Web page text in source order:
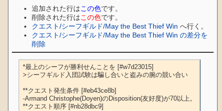
追加された行はこの色です。
削除された行はこの色です。
クエスト/シーフギルド/May the Best Thief Win へ行く。
クエスト/シーフギルド/May the Best Thief Win の差分を
削除
*最上のシーフが勝利せんことを [#w7d23015]
>シーフギルド入団試験は騙し合いと盗みの腕の競い合い
**クエスト発生条件 [#eb43ce8b]
-Armand Christophe(Doyen)のDisposition(友好度)が70以上。
**クエスト順序 [#nb28dbc9]